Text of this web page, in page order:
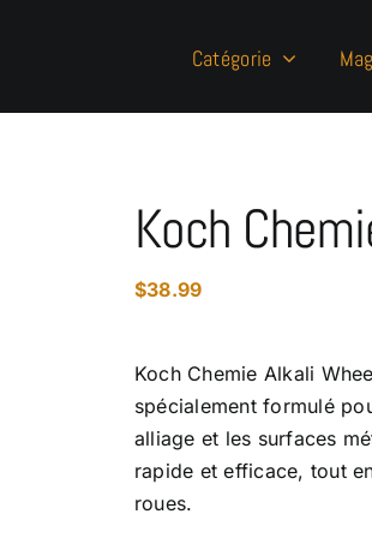
Catégorie
Koch
$38.99
Koch Chemie Alkali
spécialement formulé
alliage et les surfaces
rapide et efficace, tout
roues.